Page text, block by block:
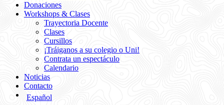
Donaciones
Workshops & Clases
Trayectoria Docente
Clases
Cursillos
¡Tráiganos a su colegio o Uni!
Contrata un espectáculo
Calendario
Noticias
Contacto
Español